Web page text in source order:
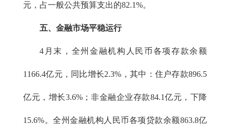
元，占一般公共预算支出的82.1%。
五、金融市场平稳运行
4月末，全州金融机构人民币各项存款余额
1166.4亿元，同比增长2.3%，其中：住户存款896.5
亿元，增长3.6%；非金融企业存款84.1亿元，下降
15.6%。全州金融机构人民币各项贷款余额863.8亿